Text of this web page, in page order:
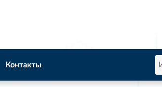
Контакты